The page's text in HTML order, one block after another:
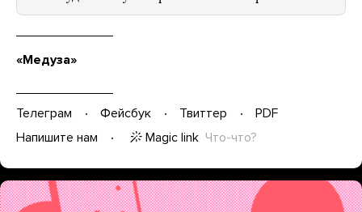
«Медуза»
Телеграм Фейсбук Твиттер
PDF
Напишите нам
Magic link Что-что?